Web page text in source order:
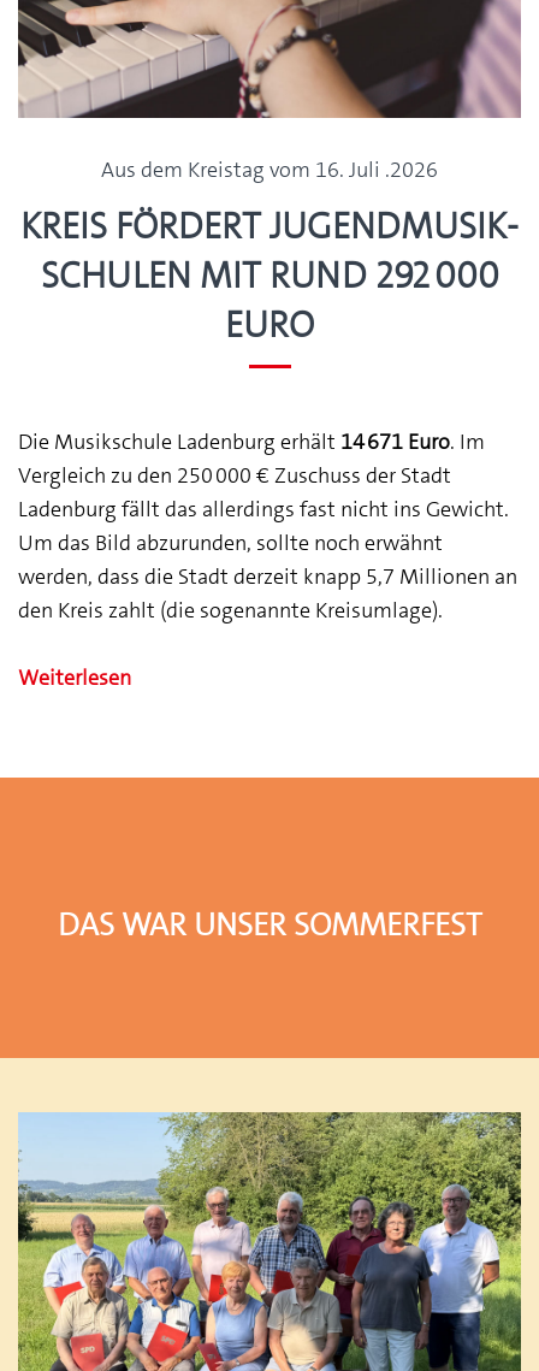
Aus dem Kreistag vom 16. Juli .2026
Kreis fördert Jugend­musik­
schulen mit rund 292 000
Euro
Die Musikschule Ladenburg erhält 14 671 Euro. Im
Vergleich zu den 250 000 € Zuschuss der Stadt
Ladenburg fällt das allerdings fast nicht ins Gewicht.
Um das Bild abzurunden, sollte noch erwähnt
werden, dass die Stadt derzeit knapp 5,7 Millionen an
den Kreis zahlt (die sogenannte Kreisumlage).
Weiterlesen
Das war unser Sommerfest